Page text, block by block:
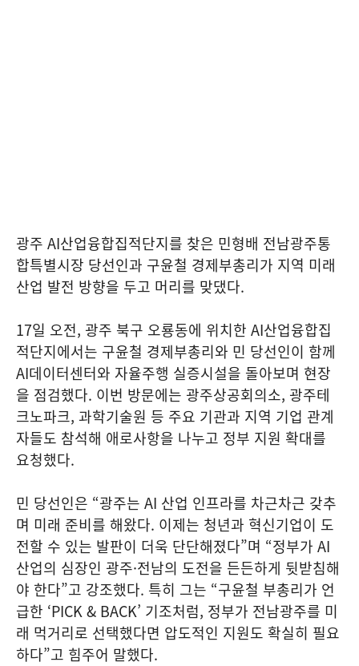
광주 AI산업융합집적단지를 찾은 민형배 전남광주통
합특별시장 당선인과 구윤철 경제부총리가 지역 미래
산업 발전 방향을 두고 머리를 맞댔다.
17일 오전, 광주 북구 오룡동에 위치한 AI산업융합집
적단지에서는 구윤철 경제부총리와 민 당선인이 함께
AI데이터센터와 자율주행 실증시설을 돌아보며 현장
을 점검했다. 이번 방문에는 광주상공회의소, 광주테
크노파크, 과학기술원 등 주요 기관과 지역 기업 관계
자들도 참석해 애로사항을 나누고 정부 지원 확대를
요청했다.
민 당선인은 “광주는 AI 산업 인프라를 차근차근 갖추
며 미래 준비를 해왔다. 이제는 청년과 혁신기업이 도
전할 수 있는 발판이 더욱 단단해졌다”며 “정부가 AI
산업의 심장인 광주·전남의 도전을 든든하게 뒷받침해
야 한다”고 강조했다. 특히 그는 “구윤철 부총리가 언
급한 ‘PICK & BACK’ 기조처럼, 정부가 전남광주를 미
래 먹거리로 선택했다면 압도적인 지원도 확실히 필요
하다”고 힘주어 말했다.